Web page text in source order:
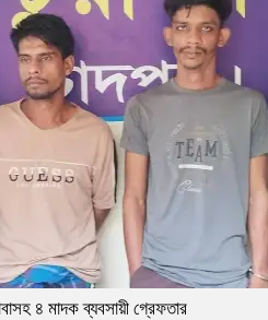
৪ মাদক ব্যবসায়ী গ্রেফতার